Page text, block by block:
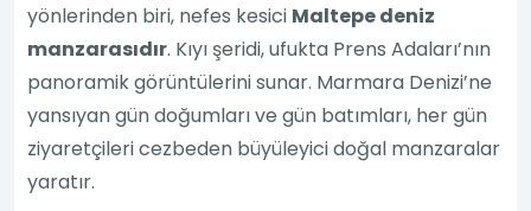
yönlerinden biri, nefes kesici Maltepe deniz
manzarasıdır. Kıyı şeridi, ufukta Prens Adaları’nın
panoramik görüntülerini sunar. Marmara Denizi’ne
yansıyan gün doğumları ve gün batımları, her gün
ziyaretçileri cezbeden büyüleyici doğal manzaralar
yaratır.